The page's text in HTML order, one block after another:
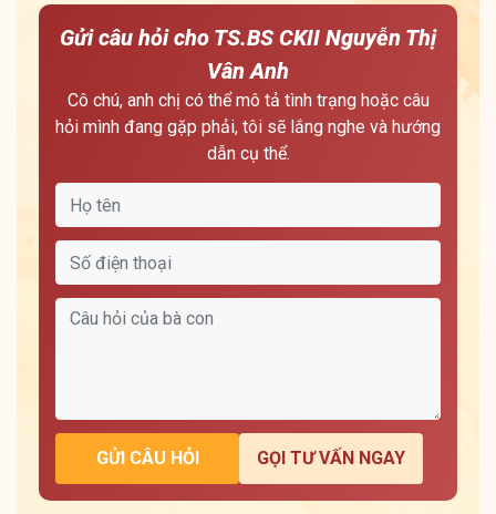
Gửi câu hỏi cho TS.BS CKII Nguyễn Thị
Vân Anh
Cô chú, anh chị có thể mô tả tình trạng hoặc câu
hỏi mình đang gặp phải, tôi sẽ lắng nghe và hướng
dẫn cụ thể.
GỬI CÂU HỎI GỌI TƯ VẤN NGAY